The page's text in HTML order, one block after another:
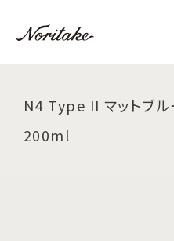
N4 Type II マットブ
200ml